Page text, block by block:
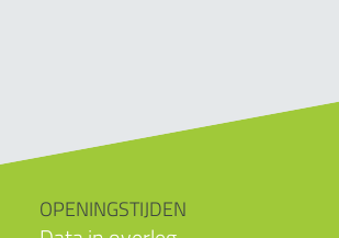
OPENINGSTIJDEN